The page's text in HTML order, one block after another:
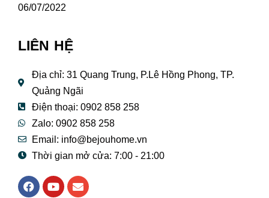
06/07/2022
LIÊN HỆ
Địa chỉ: 31 Quang Trung, P.Lê Hồng Phong, TP.
Quảng Ngãi
Điện thoại: 0902 858 258
Zalo: 0902 858 258
Email: info@bejouhome.vn
Thời gian mở cửa: 7:00 - 21:00
F
a
Y
o
E
n